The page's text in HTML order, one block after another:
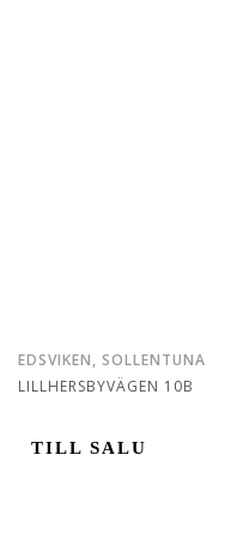
EDSVIKEN, SOLLENTUNA
LILLHERSBYVÄGEN 10B
TILL SALU